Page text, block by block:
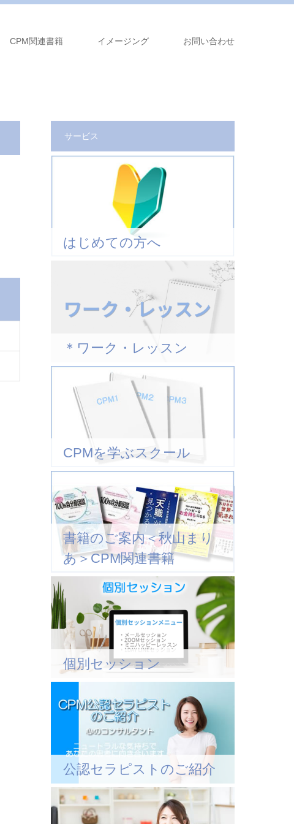
CPM関連書籍 イメージング お問い合わせ
サービス
はじめての方へ
＊ワーク・レッスン
CPMを学ぶスクール
書籍のご案内＜秋山まり
あ＞CPM関連書籍
個別セッション
公認セラピストのご紹介